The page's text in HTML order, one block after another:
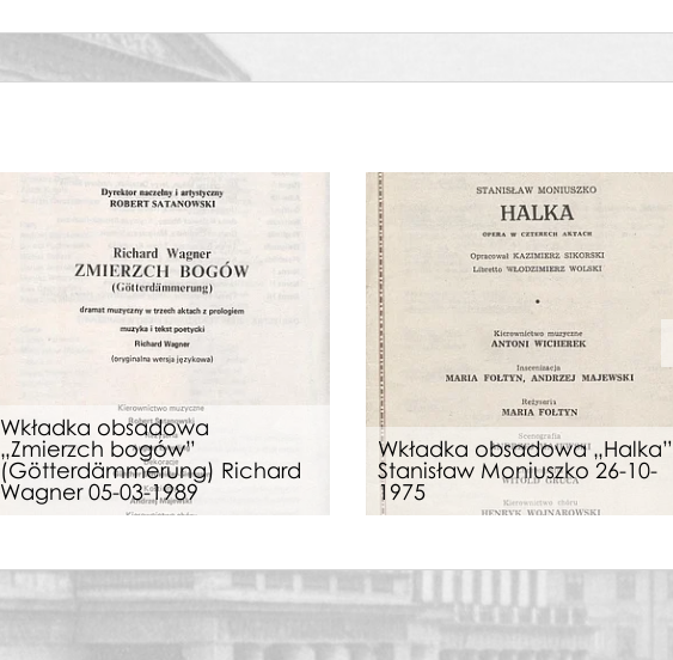
Wkładka obsadowa
„Zmierzch bogów”
(Götterdämmerung) Richard
Wagner 05-03-1989
Wkładka obsadowa „Halka”
Stanisław Moniuszko 26-10-
1975